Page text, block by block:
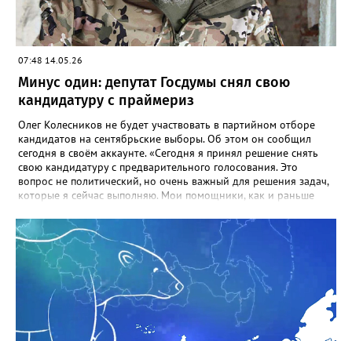
07:48 14.05.26
Минус один: депутат Госдумы снял свою
кандидатуру с праймериз
Олег Колесников не будет участвовать в партийном отборе
кандидатов на сентябрьские выборы. Об этом он сообщил
сегодня в своём аккаунте. «Сегодня я принял решение снять
свою кандидатуру с предварительного голосования. Это
вопрос не политический, но очень важный для решения задач,
которые я сейчас выполняю. Мои помощники, как и раньше
Я же буду там, где я сейчас нужен больше. Уверен, что после
выполнения определенных задач и достижения результатов мы
продолжим работу в округе. Спасибо всем, кто меня
поддерживал и поддерживает. Это очень важно для меня и
серьезно поднимает боевой дух. Победа будет за нами!», -
говорится в обращении Олега Колесникова. Сейчас фаворитом
предвыборной гонки называют кандидата от регионального
отделения «Единой России» Антона Ковалёва.